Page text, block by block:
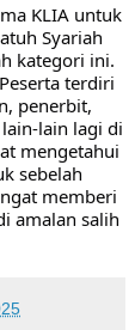
KLIA untuk
Syariah
kategori ini.
Peserta terdiri
penerbit,
lain lagi di
mengetahui
sebelah
memberi
amalan salih